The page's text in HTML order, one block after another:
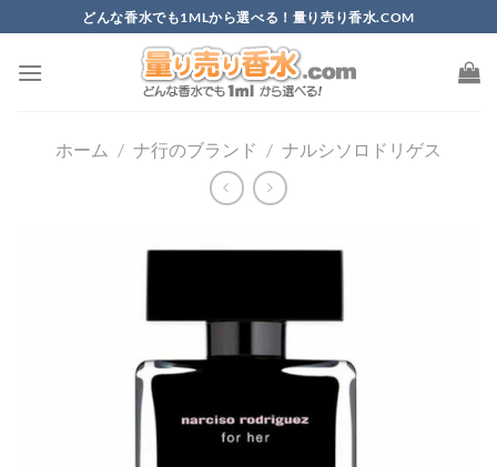
to
content
どんな香水でも1MLから選べる！量り売り香水.COM
ホーム / ナ行のブランド / ナルシソロドリゲス